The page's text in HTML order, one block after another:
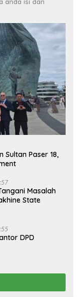
anda isi dan
Sultan Paser 18,
Masalah
State
DPD